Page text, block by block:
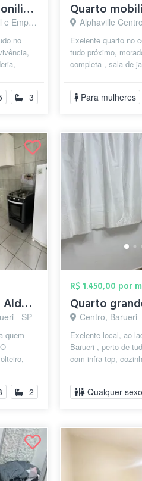
Quarto Indivudual Moniliado
Barueri - SP
no
3
Alphaville Centro Industrial e
Exelente quarto no
tudo próximo,
completa , sala de
Para mulheres
Quarto mobiliado na Aldeia de Barueri
- SP
quem
2
R$ 1.450,00 por
Quarto
Centro, Barueri
Exelente local, ao
Barueri , perto de
com infra top,
Qualquer sexo